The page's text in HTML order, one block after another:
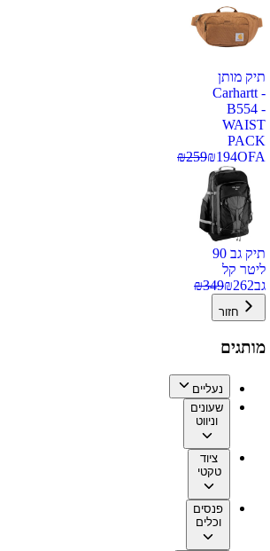
תיק מותן
Carhartt -
B554 -
WAIST
PACK
OFA
₪194
₪259
תיק גב 90
ליטר קל
גב
₪262
₪349
חזור
מותגים
נעליים
שעונים
וניווט
ציוד
טקטי
פנסים
וכלים